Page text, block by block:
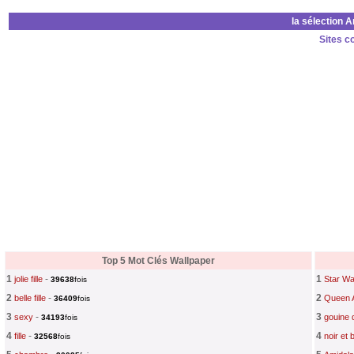
la sélection
Sites
Top 5 Mot Clés Wallpaper
1 jolie fille - 39638fois
2 belle fille - 36409fois
3 sexy - 34193fois
4 fille - 32568fois
1 Star
2 Queen
3 gouine
4 noir et